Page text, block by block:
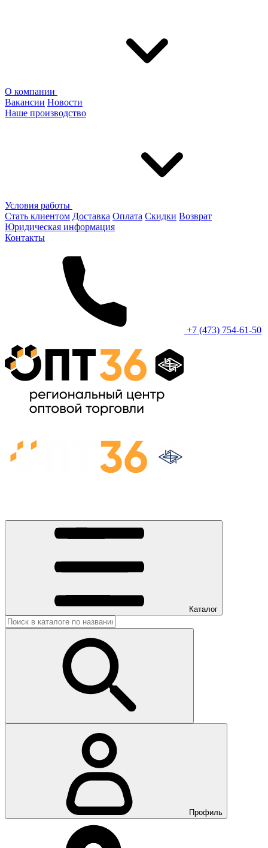
О компании
Вакансии Новости
Наше производство
Условия работы
Стать клиентом Доставка Оплата Скидки Возврат
Юридическая информация
Контакты
+7 (473) 754-61-50
Каталог
Профиль